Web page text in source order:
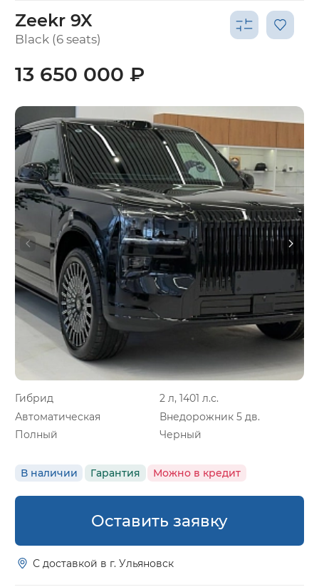
Zeekr 9X
Black (6 seats)
Гибрид
2 л, 1401 л.с.
Автоматическая
Внедорожник 5 дв.
Полный
Черный
В наличии Гарантия Можно в кредит
13 650 000 ₽
Оставить заявку
С доставкой в г. Ульяновск